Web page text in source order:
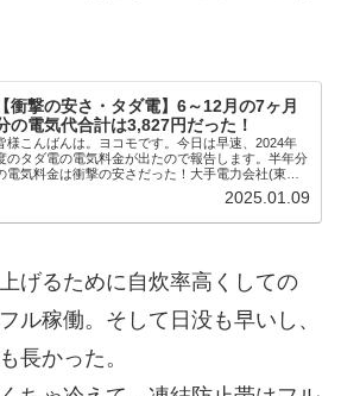
【衝撃の安さ・タダ電】6～12月の7ヶ月
の電気代合計は3,827円だった！
様こんばんは。ヨコモです。今日は早速、2024年
のタダ電の電気料金が出たので報告します。半年分
電気料金は衝撃の安さだった！大手電力会社(東京
電力や関西電力など)から、タダ電に切り替えたのが
2024年5月18日。そこから、毎月普通に電気...2025.01.09
げるために自炊率高くしての
ル稼働。そして日没も早いし、
長かった。